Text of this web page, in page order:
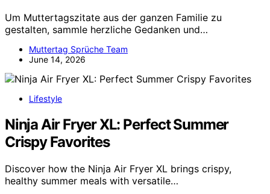
Um Muttertagszitate aus der ganzen Familie zu
gestalten, sammle herzliche Gedanken und…
Muttertag Sprüche Team
June 14, 2026
Lifestyle
Ninja Air Fryer XL: Perfect Summer
Crispy Favorites
Discover how the Ninja Air Fryer XL brings crispy,
healthy summer meals with versatile…